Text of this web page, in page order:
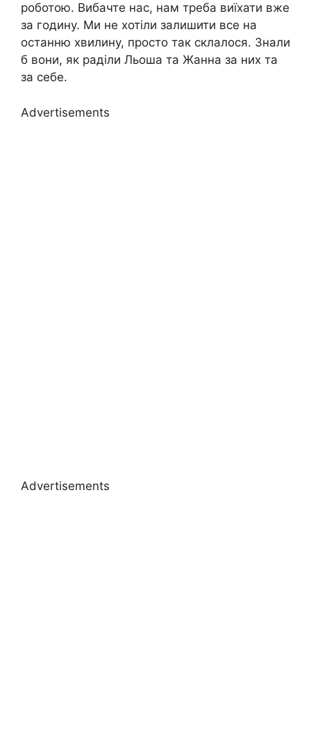
роботою. Вибачте нас, нам треба виїхати вже
за годину. Ми не хотіли залишити все на
останню хвилину, просто так склалося. Знали
б вони, як раділи Льоша та Жанна за них та
за себе.
Advertisements
Advertisements